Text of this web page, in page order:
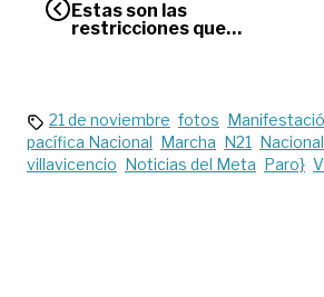
Estas son las
restricciones que
21 de noviembre fotos
pacífica Nacional Marcha N21 Nacional
villavicencio Noticias del Meta Paro}